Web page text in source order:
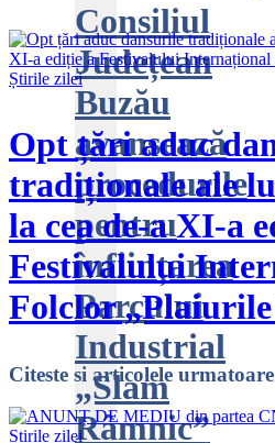
Consiliul
Județean
Buzău
avansează
procedurile
pentru
înființarea
Parcului
Industrial
„Slam
Râmnic”
Știrile zilei
Opt țări aduc
tradiționale ale
la cea de-a XI-a
Festivalului
Folclor
Citeste si articolele urmatoare
Știrile zilei